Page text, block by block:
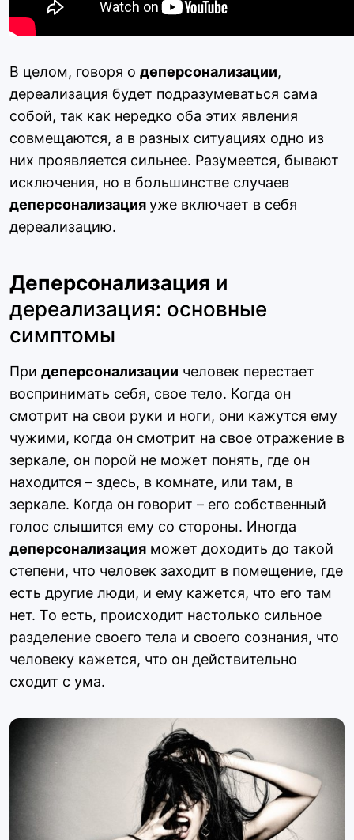
В целом, говоря о деперсонализации,
дереализация будет подразумеваться сама
собой, так как нередко оба этих явления
совмещаются, а в разных ситуациях одно из
них проявляется сильнее. Разумеется, бывают
исключения, но в большинстве случаев
деперсонализацияуже включает в себя
дереализацию.
Деперсонализация и
дереализация: основные
симптомы
При деперсонализации человек перестает
воспринимать себя, свое тело. Когда он
смотрит на свои руки и ноги, они кажутся ему
чужими, когда он смотрит на свое отражение в
зеркале, он порой не может понять, где он
находится – здесь, в комнате, или там, в
зеркале. Когда он говорит – его собственный
голос слышится ему со стороны. Иногда
деперсонализация может доходить до такой
степени, что человек заходит в помещение, где
есть другие люди, и ему кажется, что его там
нет. То есть, происходит настолько сильное
разделение своего тела и своего сознания, что
человеку кажется, что он действительно
сходит с ума.